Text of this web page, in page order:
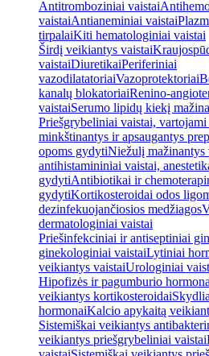
Antitromboziniai vaistai
vaistaiAntianeminiai vaistai
tirpalaiKiti hematologiniai vaistai
Širdį veikiantys vaistai
vaistaiDiuretikaiPeriferiniai
vazodilatatoriaiVazoprotektoriai
kanalų blokatoriaiRenino-
vaistaiSerumo lipidų kiekį
Priešgrybeliniai vaistai,
minkštinantys ir apsaugantys
opoms gydytiNiežulį mažinantys
antihistamininiai vaistai,
gydytiAntibiotikai ir
gydytiKortikosteroidai odos
dezinfekuojančiosios medžiagos
dermatologiniai vaistai
Priešinfekciniai ir antiseptiniai
ginekologiniai vaistaiLytiniai
veikiantys vaistaiUrologiniai
Hipofizės ir pagumburio
veikiantys kortikosteroidai
hormonaiKalcio apykaitą
Sistemiškai veikiantys
veikiantys priešgrybeliniai vaistai